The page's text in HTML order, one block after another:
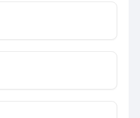
هل يمكنني